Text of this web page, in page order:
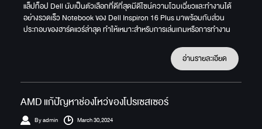
แล็ปท็อป Dell นับเป็นตัวเลือกที่ดีที่สุดมีดีไซน์ความโฉบเฉี่ยวและทำงานได้
อย่างรวดเร็ว Notebook ของ Dell Inspiron 16 Plus มาพร้อมกับส่วน
ประกอบของฮาร์ดแวร์ล่าสุด ทำให้เหมาะสำหรับการเล่นเกมหรือการทำงาน
อ่านรายละเอียด
AMD แก้ปัญหาช่องโหว่ของโปรเซสเซอร์
By admin March 30,2024